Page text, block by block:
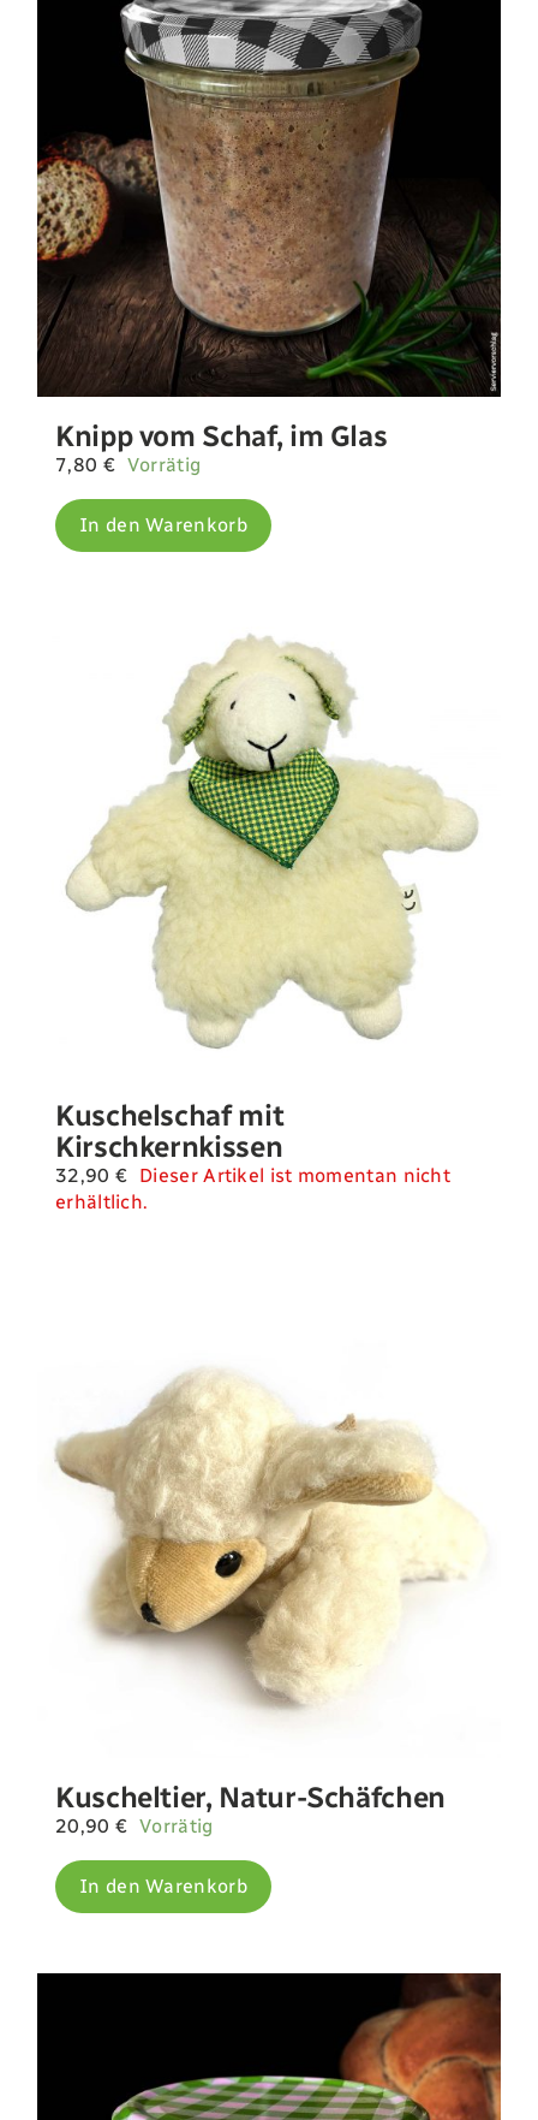
Knipp vom Schaf, im Glas
7,80 € Vorrätig
In den Warenkorb
Kuschelschaf mit
Kirschkernkissen
32,90 € Dieser Artikel ist momentan nicht
erhältlich.
Kuscheltier, Natur-Schäfchen
20,90 € Vorrätig
In den Warenkorb